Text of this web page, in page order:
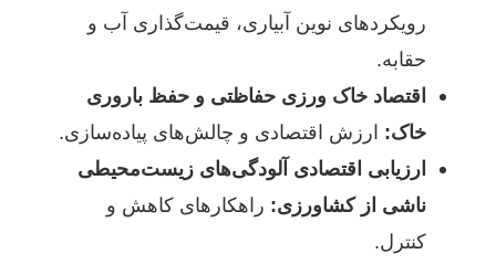
رویکردهای نوین آبیاری، قیمت‌گذاری آب و
حقابه.
اقتصاد خاک ورزی حفاظتی و حفظ باروری
خاک: ارزش اقتصادی و چالش‌های پیاده‌سازی.
ارزیابی اقتصادی آلودگی‌های زیست‌محیطی
ناشی از کشاورزی: راهکارهای کاهش و
کنترل.